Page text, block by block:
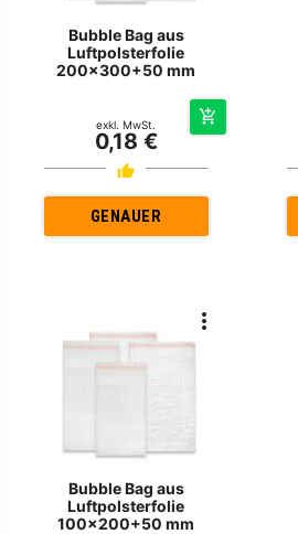
Bubble Bag aus
Luftpolsterfolie
200x300+50 mm
exkl. MwSt.
0,18 €
GENAUER
Bubble Bag aus
Luftpolsterfolie
100x200+50 mm